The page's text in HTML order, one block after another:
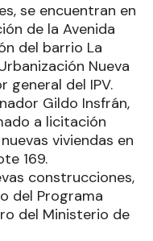
se encuentran en
de la Avenida
del barrio La
Nueva
general del IPV.
Gildo Insfrán,
a licitación
viviendas en
169.
construcciones,
del Programa
del Ministerio de